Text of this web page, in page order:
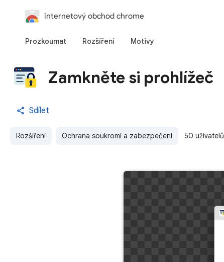
internetový obchod chrome
Prozkoumat Rozšíření Motivy
Zamkněte si prohlížeč
Sdílet
Rozšíření Ochrana soukromí a zabezpečení 50 uživatelů